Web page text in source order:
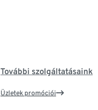
További szolgáltatásaink
Üzletek promóciói